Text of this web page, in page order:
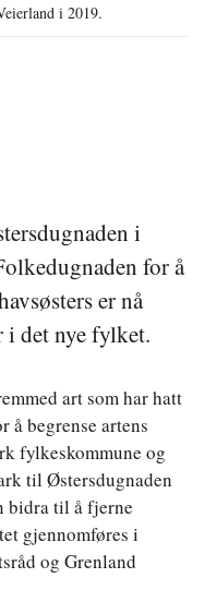
i 2019.
i
for å
er nå
det nye fylket.
art som har hatt
å begrense artens
fylkeskommune og
til Østersdugnaden
bidra til å fjerne
gjennomføres i
og Grenland